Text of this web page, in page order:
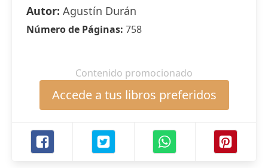
Autor: Agustín Durán
Número de Páginas: 758
Contenido promocionado
Accede a tus libros preferidos